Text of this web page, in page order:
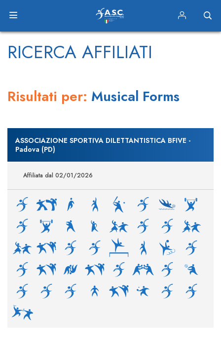
RICERCA AFFILIATI
Risultati per: Musical Forms
ASSOCIAZIONE SPORTIVA DILETTANTISTICA BFIVE -
Padova (PD)
Affiliata dal 02/01/2026